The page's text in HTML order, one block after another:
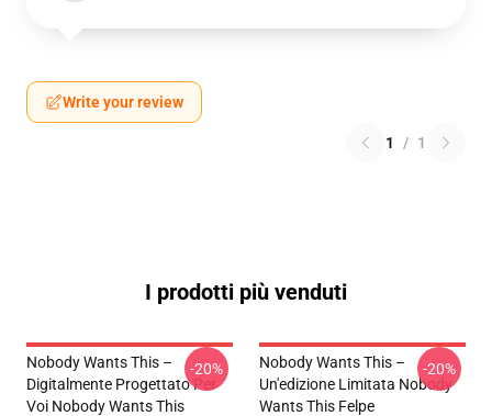
Write your review
1 / 1
I prodotti più venduti
Nobody Wants This –
Digitalmente Progettato Per
Voi Nobody Wants This
-20%
Nobody Wants This –
Un'edizione Limitata Nobody
Wants This Felpe
-20%